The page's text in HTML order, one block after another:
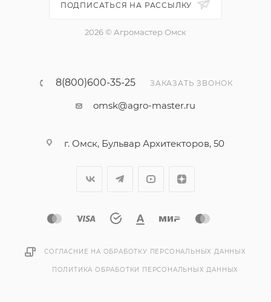
ПОДПИСАТЬСЯ НА РАССЫЛКУ
2026 © Агромастер Омск
8(800)600-35-25 ЗАКАЗАТЬ ЗВОНОК
omsk@agro-master.ru
г. Омск, Бульвар Архитекторов, 50
СОГЛАСНИЕ НА ОБРАБОТКУ ПЕРСОНАЛЬНЫХ ДАННЫХ
ПОЛИТИКА ОБРАБОТКИ ПЕРСОНАЛЬНЫХ ДАННЫХ